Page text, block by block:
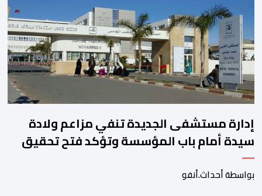
مسجلا أعلى مستوى له منذ 18 يونيو الماضي، فيما ارتفعت العقود
الأمريكية الآجلة […]
إدارة مستشفى الجديدة تنفي مزاعم ولادة
سيدة أمام باب المؤسسة وتؤكد فتح تحقيق
بواسطة أحداث.أنفو